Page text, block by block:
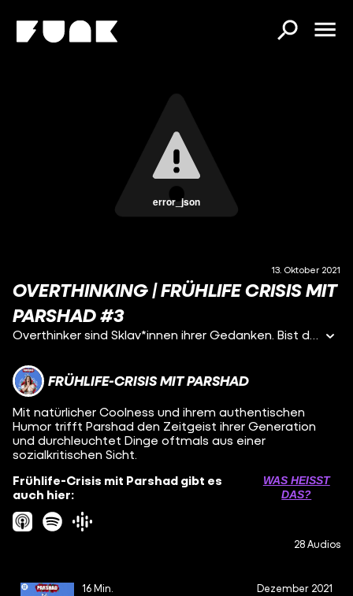
error_json
13. Oktober 2021
OVERTHINKING | FRÜHLIFE CRISIS MIT
PARSHAD #3
Overthinker sind Sklav*innen ihrer Gedanken. Bist du es vielleicht auch? Es ist vollkommen normal, dass wir Menschen viel denken, wenn uns etwas beschäftigt, aber sobald das Denken unser Leben kontrolliert, spricht man von Overthinking. Parshad spricht über ihre persönlichen Erfahrungen und gibt dir Tipps, um dich hoffentlich auch aus der Odyssee deiner Gedanken zu befreien.
FRÜHLIFE-CRISIS MIT PARSHAD
Mit natürlicher Coolness und ihrem authentischen
Humor trifft Parshad den Zeitgeist ihrer Generation
und durchleuchtet Dinge oftmals aus einer
sozialkritischen Sicht.
Frühlife-Crisis mit Parshad gibt es
auch hier:
WAS HEISST D
AS?
28 Audios
16 Min. Dezember 2021